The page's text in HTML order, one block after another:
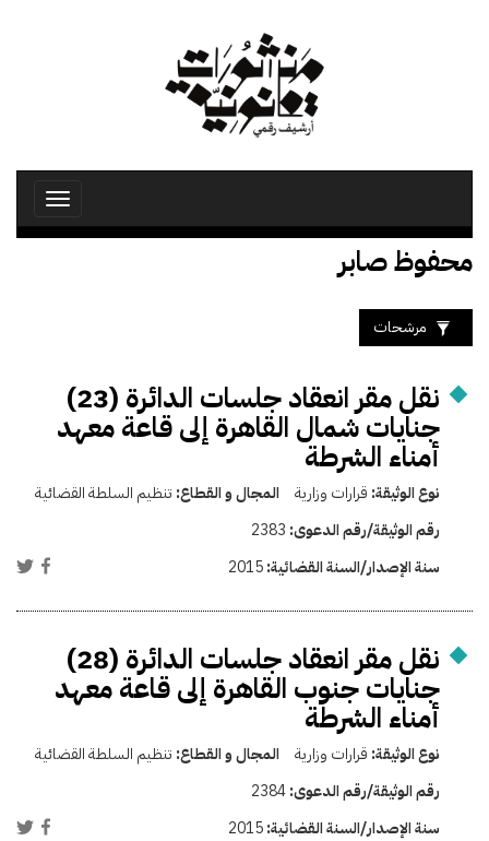
Toggle
محفوظ صابر
مرشحات
نقل مقر انعقاد جلسات الدائرة (23)
جنايات شمال القاهرة إلى قاعة معهد
أمناء الشرطة
نوع الوثيقة: قرارات وزارية المجال و القطاع: تنظيم السلطة القضائية
رقم الوثيقة/رقم الدعوى: 2383
سنة الإصدار/السنة القضائية:2015
نقل مقر انعقاد جلسات الدائرة (28)
جنايات جنوب القاهرة إلى قاعة معهد
أمناء الشرطة
نوع الوثيقة: قرارات وزارية المجال و القطاع: تنظيم السلطة القضائية
رقم الوثيقة/رقم الدعوى:2384
سنة الإصدار/السنة القضائية:2015